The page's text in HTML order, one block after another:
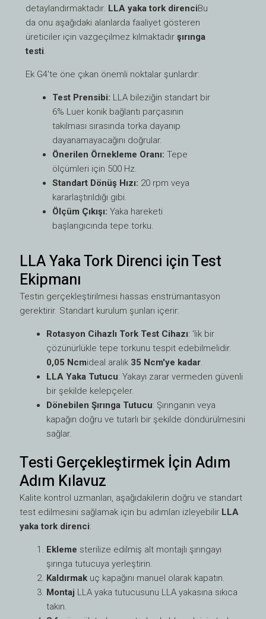
detaylandırmaktadır. LLA yaka tork direnciBu
da onu aşağıdaki alanlarda faaliyet gösteren
üreticiler için vazgeçilmez kılmaktadırşırınga
testi.
Ek G4'te öne çıkan önemli noktalar şunlardır:
Test Prensibi: LLA bileziğin standart bir
6% Luer konik bağlantı parçasının
takılması sırasında torka dayanıp
dayanamayacağını doğrular.
Önerilen Örnekleme Oranı: Tepe
ölçümleri için 500 Hz.
Standart Dönüş Hızı: 20 rpm veya
kararlaştırıldığı gibi.
Ölçüm Çıkışı: Yaka hareketi
başlangıcında tepe torku.
LLA Yaka Tork Direnci için Test
Ekipmanı
Testin gerçekleştirilmesi hassas enstrümantasyon
gerektirir. Standart kurulum şunları içerir:
Rotasyon Cihazlı Tork Test Cihazı: 'lik bir
çözünürlükle tepe torkunu tespit edebilmelidir.
0,05 Ncmideal aralık 35 Ncm'ye kadar
LLA Yaka Tutucu: Yakayı zarar vermeden güvenli
bir şekilde kelepçeler.
Dönebilen Şırınga Tutucu: Şırınganın veya
kapağın doğru ve tutarlı bir şekilde döndürülmesini
sağlar.
Testi Gerçekleştirmek İçin Adım
Adım Kılavuz
Kalite kontrol uzmanları, aşağıdakilerin doğru ve standart
test edilmesini sağlamak için bu adımları izleyebilir LLA
yaka tork direnci:
Ekleme sterilize edilmiş alt montajlı şırıngayı
şırınga tutucuya yerleştirin.
Kaldırmak uç kapağını manuel olarak kapatın.
Montaj LLA yaka tutucusunu LLA yakasına sıkıca
takın.